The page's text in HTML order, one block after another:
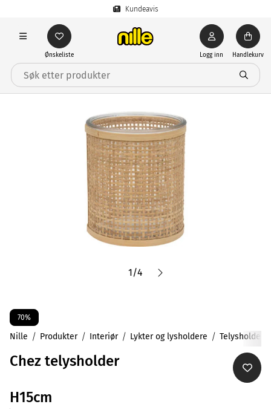
Kundeavis
Ønskeliste Logg inn Handlekurv
1/4
70%
Nille Produkter Interiør Lykter og lysholdere Telysholdere
Chez telysholder
H15cm